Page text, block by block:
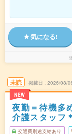
気になる!
未読
NEW
掲載日 2026/08/
夜勤＝待機多
介護スタッフ
交通費別途支給あり